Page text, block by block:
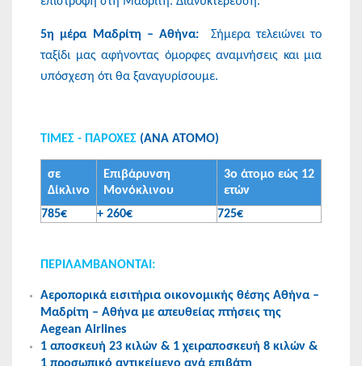
5η μέρα Μαδρίτη – Αθήνα: Σήμερα τελειώνει το
ταξίδι μας αφήνοντας όμορφες αναμνήσεις και μια
υπόσχεση ότι θα ξαναγυρίσουμε.
ΤΙΜΕΣ - ΠΑΡΟΧΕΣ (ΑΝΑ ΑΤΟΜΟ)
σε
Δίκλινο
Επιβάρυνση
Μονόκλινου
3ο άτομο εώς 12
ετών
785€
+ 260€ 725€
ΠΕΡΙΛΑΜΒΑΝΟΝΤΑΙ:
Αεροπορικά εισιτήρια οικονομικής θέσης Αθήνα –
Μαδρίτη – Αθήνα με απευθείας πτήσεις της
Aegean Airlines
1 αποσκευή 23 κιλών & 1 χειραποσκευή 8 κιλών &
1 προσωπικό αντικείμενο ανά επιβάτη